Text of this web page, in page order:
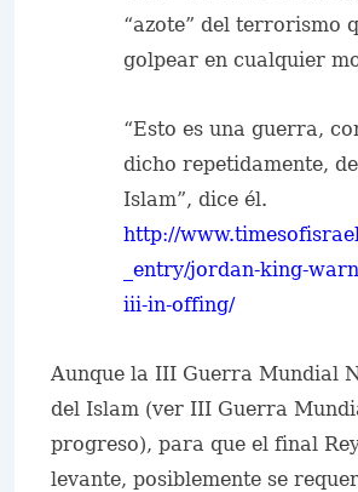
“azote” del terrorismo
golpear en cualquier
“Esto es una guerra,
dicho repetidamente,
Islam”, dice él.
http://
_entry/jordan-king-
iii-in-offing/
Aunque la III Guerra Mundial
del Islam (ver III Guerra
progreso), para que el final
levante, posiblemente se